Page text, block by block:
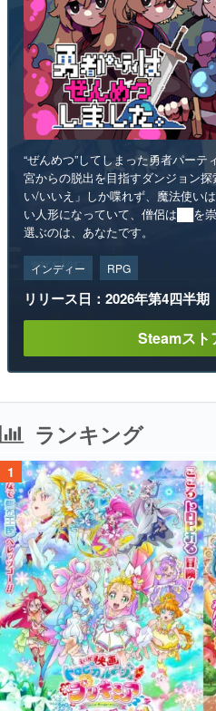
“ぜんめつ”してしまった勇者パー
宮からの脱出を目指すダンジョン
い/いいえ」しか喋れず、魔法使い
い人形になっていて、僧侶は██を
選ぶのは、あなたです。
インディー RPG
リリース日：2026年第4四半期
ランキング
1
【無料】プリキュア映画4作品がTVer